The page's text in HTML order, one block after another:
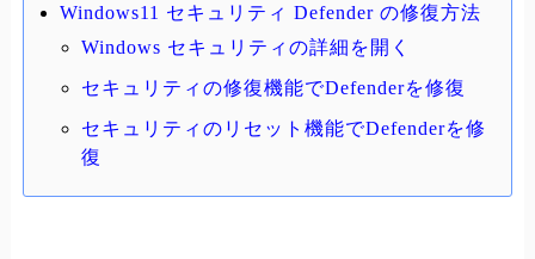
Windows11 セキュリティ Defender の修復方法
Windows セキュリティの詳細を開く
セキュリティの修復機能でDefenderを修復
セキュリティのリセット機能でDefenderを修
復